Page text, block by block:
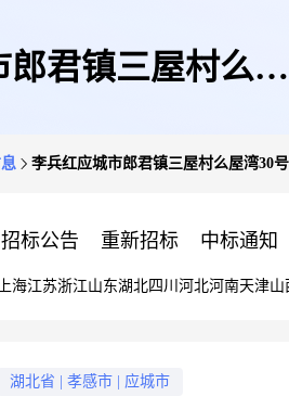
君镇三屋村么屋
李兵红应城市郎君镇三屋村么屋湾30
招标公告 重新招标 中标通知
上海江苏浙江山东湖北四川 河北河南天津山
湖北省 孝感市 应城市